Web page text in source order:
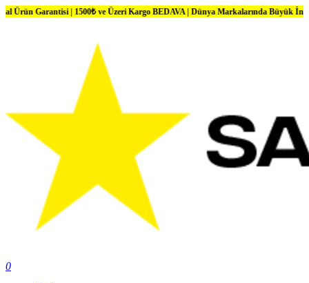
| 1500₺ ve Üzeri Kargo BEDAVA | Dünya Markalarında Büyük İndirimler
0